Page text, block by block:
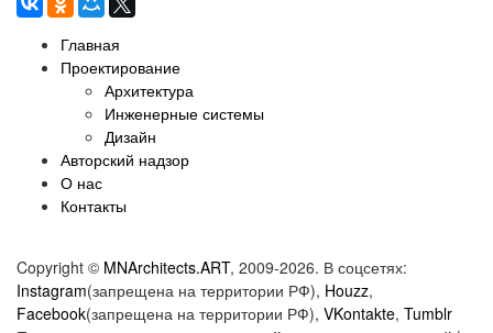
Главная
Проектирование
Архитектура
Инженерные системы
Дизайн
Авторский надзор
О нас
Контакты
Copyright © MNArchitects.ART, 2009-2026. В соцсетях:
Instagram(запрещена на территории РФ), Houzz,
Facebook(запрещена на территории РФ), VKontakte, Tumblr